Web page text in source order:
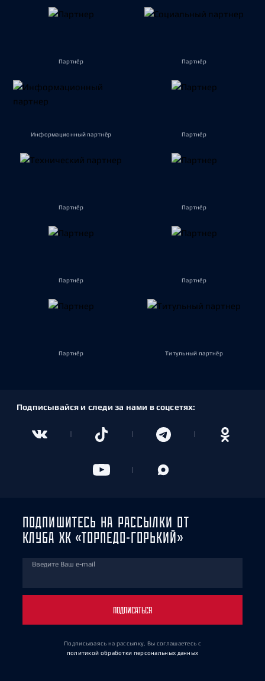
Партнёр Партнёр
Информационный партнёр Партнёр
Партнёр Партнёр
Партнёр Партнёр
Партнёр Титульный партнёр
Подписывайся и следи за нами в соцсетях:
ПОДПИШИТЕСЬ НА РАССЫЛКИ ОТ
КЛУБА ХК «ТОРПЕДО-ГОРЬКИЙ»
Введите Ваш e-mail
ПОДПИСАТЬСЯ
Подписываясь на рассылку, Вы соглашаетесь с
политикой обработки персональных данных